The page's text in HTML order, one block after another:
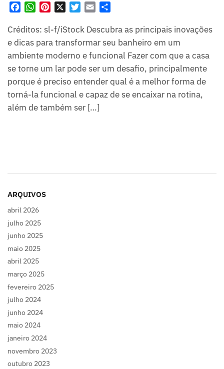
c
e
b
o
k
W
a
t
s
p
p
n
t
e
s
t
i
t
r
a
i
a
r
Créditos: sl-f/iStock Descubra as principais inovações
e dicas para transformar seu banheiro em um
ambiente moderno e funcional Fazer com que a casa
se torne um lar pode ser um desafio, principalmente
porque é preciso entender qual é a melhor forma de
torná-la funcional e capaz de se encaixar na rotina,
além de também ser […]
ARQUIVOS
abril 2026
julho 2025
junho 2025
maio 2025
abril 2025
março 2025
fevereiro 2025
julho 2024
junho 2024
maio 2024
janeiro 2024
novembro 2023
outubro 2023